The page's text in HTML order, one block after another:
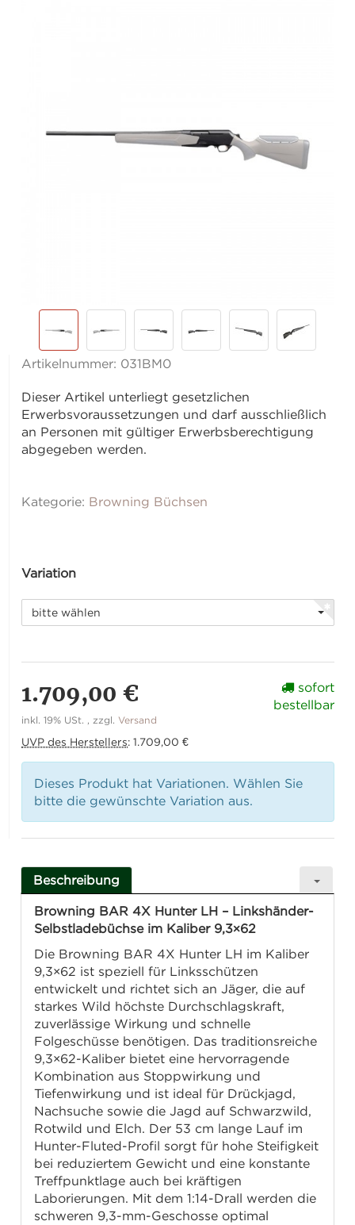
Artikelnummer: 031BM0
Dieser Artikel unterliegt gesetzlichen
Erwerbsvoraussetzungen und darf ausschließlich
an Personen mit gültiger Erwerbsberechtigung
abgegeben werden.
Kategorie: Browning Büchsen
Variation
bitte wählen
1.709,00 €
inkl. 19% USt. , zzgl.Versand
UVP des Herstellers:1.709,00 €
sofort
bestellbar
Dieses Produkt hat Variationen. Wählen Sie
bitte die gewünschte Variation aus.
Beschreibung
Browning BAR 4X Hunter LH – Linkshänder-
Selbstladebüchse im Kaliber 9,3×62
Die Browning BAR 4X Hunter LH im Kaliber
9,3×62 ist speziell für Linksschützen
entwickelt und richtet sich an Jäger, die auf
starkes Wild höchste Durchschlagskraft,
zuverlässige Wirkung und schnelle
Folgeschüsse benötigen. Das traditionsreiche
9,3×62-Kaliber bietet eine hervorragende
Kombination aus Stoppwirkung und
Tiefenwirkung und ist ideal für Drückjagd,
Nachsuche sowie die Jagd auf Schwarzwild,
Rotwild und Elch. Der 53 cm lange Lauf im
Hunter-Fluted-Profil sorgt für hohe Steifigkeit
bei reduziertem Gewicht und eine konstante
Treffpunktlage auch bei kräftigen
Laborierungen. Mit dem 1:14-Drall werden die
schweren 9,3-mm-Geschosse optimal